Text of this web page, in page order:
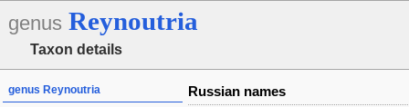
genus Reynoutria
Taxon details
genus Reynoutria
Russian names